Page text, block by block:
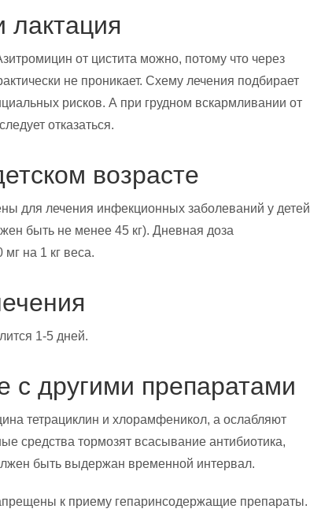
лактация
от цистита можно, потому что через
не проникает. Схему лечения подбирает
рисков. А при грудном вскармливании от
отказаться.
возрасте
для лечения инфекционных заболеваний у детей
быть не менее 45 кг). Дневная доза
на 1 кг веса.
1-5 дней.
с другими препаратами
тетрациклин и хлорамфеникол, а ослабляют
средства тормозят всасывание антибиотика,
быть выдержан временной интервал.
к приему гепаринсодержащие препараты.